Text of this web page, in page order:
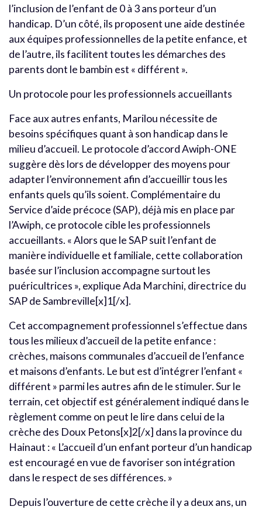
l’inclusion de l’enfant de 0 à 3 ans porteur d’un
handicap. D’un côté, ils proposent une aide destinée
aux équipes professionnelles de la petite enfance, et
de l’autre, ils facilitent toutes les démarches des
parents dont le bambin est « différent ».
Un protocole pour les professionnels accueillants
Face aux autres enfants, Marilou nécessite de
besoins spécifiques quant à son handicap dans le
milieu d’accueil. Le protocole d’accord Awiph-ONE
suggère dès lors de développer des moyens pour
adapter l’environnement afin d’accueillir tous les
enfants quels qu’ils soient. Complémentaire du
Service d’aide précoce (SAP), déjà mis en place par
l’Awiph, ce protocole cible les professionnels
accueillants. « Alors que le SAP suit l’enfant de
manière individuelle et familiale, cette collaboration
basée sur l’inclusion accompagne surtout les
puéricultrices », explique Ada Marchini, directrice du
SAP de Sambreville[x]1[/x].
Cet accompagnement professionnel s’effectue dans
tous les milieux d’accueil de la petite enfance :
crèches, maisons communales d’accueil de l’enfance
et maisons d’enfants. Le but est d’intégrer l’enfant «
différent » parmi les autres afin de le stimuler. Sur le
terrain, cet objectif est généralement indiqué dans le
règlement comme on peut le lire dans celui de la
crèche des Doux Petons[x]2[/x] dans la province du
Hainaut : « L’accueil d’un enfant porteur d’un handicap
est encouragé en vue de favoriser son intégration
dans le respect de ses différences. »
Depuis l’ouverture de cette crèche il y a deux ans, un